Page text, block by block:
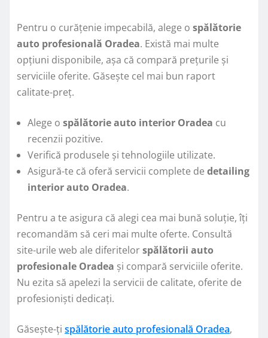
Pentru o curățenie impecabilă, alege o spălătorie
auto profesională Oradea. Există mai multe
opțiuni disponibile, așa că compară prețurile și
serviciile oferite. Găsește cel mai bun raport
calitate-preț.
Alege o spălătorie auto interior Oradea cu
recenzii pozitive.
Verifică produsele și tehnologiile utilizate.
Asigură-te că oferă servicii complete de detailing
interior auto Oradea.
Pentru a te asigura că alegi cea mai bună soluție, îți
recomandăm să ceri mai multe oferte. Consultă
site-urile web ale diferitelorspălătorii auto
profesionale Oradea și compară serviciile oferite.
Nu ezita să apelezi la servicii de calitate, oferite de
profesioniști dedicați.
Găsește-ți spălătorie auto profesională Oradea,